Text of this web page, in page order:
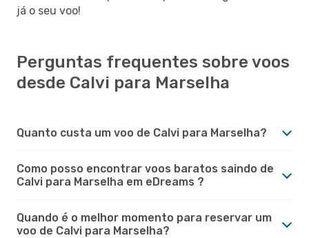
já o seu voo!
Perguntas frequentes sobre voos
desde Calvi para Marselha
Quanto custa um voo de Calvi para Marselha?
Como posso encontrar voos baratos saindo de
Calvi para Marselha em eDreams ?
Quando é o melhor momento para reservar um
voo de Calvi para Marselha?